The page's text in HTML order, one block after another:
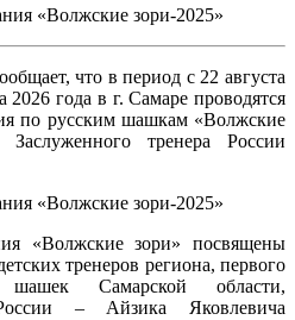
что в период с 22 августа
2026 года в г. Самаре проводятся
по русским шашкам «Волжские
тренера России
«Волжские зори» посвящены
тренеров региона, первого
шашек Самарской области,
– Айзика Яковлевича